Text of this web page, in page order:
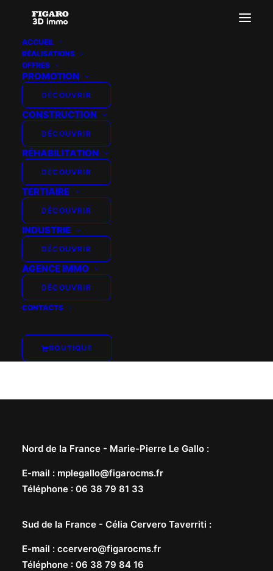
ACCUEIL
RÉALISATIONS
OFFRES
PROMOTION
DÉCOUVRIR
CONSTRUCTION
DÉCOUVRIR
RÉHABILITATION
DÉCOUVRIR
TERTIAIRE
DÉCOUVRIR
INDUSTRIE
DÉCOUVRIR
AGENCE IMMO
DÉCOUVRIR
CONTACTS
BOUTIQUE
Accueil Perspective extérieure
Nord de la France - Marie-Pierre Le Gallo :
E-mail : mplegallo@figarocms.fr
Téléphone : 06 38 79 81 33
Sud de la France - Célia Cervero Taverriti :
E-mail : ccervero@figarocms.fr
Téléphone : 06 38 79 84 16